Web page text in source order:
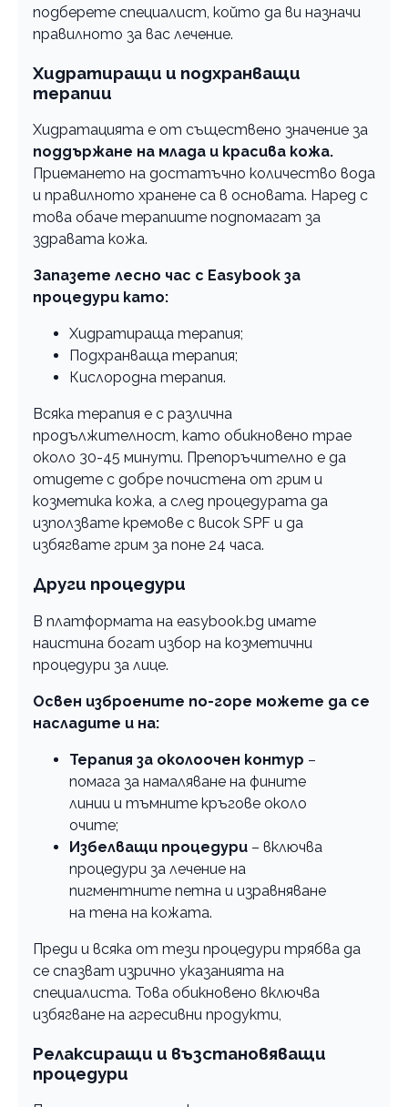
подберете специалист, който да ви назначи
правилното за вас лечение.
Хидратиращи и подхранващи
терапии
Хидратацията е от съществено значение за
поддържане на млада и красива кожа.
Приемането на достатъчно количество вода
и правилното хранене са в основата. Наред с
това обаче терапиите подпомагат за
здравата кожа.
Запазете лесно час с Easybook за
процедури като:
Хидратираща терапия;
Подхранваща терапия;
Кислородна терапия.
Всяка терапия е с различна
продължителност, като обикновено трае
около 30-45 минути. Препоръчително е да
отидете с добре почистена от грим и
козметика кожа, а след процедурата да
използвате кремове с висок SPF и да
избягвате грим за поне 24 часа.
Други процедури
В платформата на easybook.bg имате
наистина богат избор на козметични
процедури за лице.
Освен изброените по-горе можете да се
насладите и на:
Терапия за околоочен контур –
помага за намаляване на фините
линии и тъмните кръгове около
очите;
Избелващи процедури – включва
процедури за лечение на
пигментните петна и изравняване
на тена на кожата.
Преди и всяка от тези процедури трябва да
се спазват изрично указанията на
специалиста. Това обикновено включва
избягване на агресивни продукти,
Релаксиращи и възстановяващи
процедури